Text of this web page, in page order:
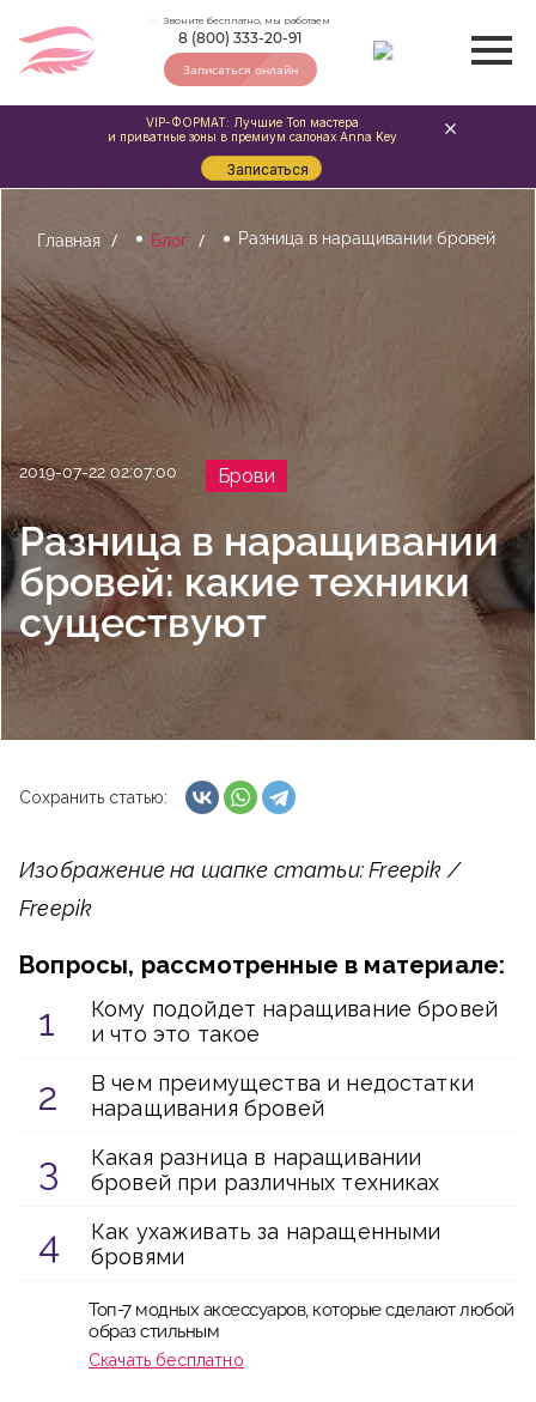
Звоните бесплатно, мы работаем
8 (800) 333-20-91
Записаться онлайн
Главная Блог Разница в наращивании бровей
2019-07-22 02:07:00 Брови
Разница в наращивании
бровей: какие техники
существуют
Сохранить статью:
Изображение на шапке статьи: Freepik /
Freepik
Вопросы, рассмотренные в материале:
Кому подойдет наращивание бровей
и что это такое
В чем преимущества и недостатки
наращивания бровей
Какая разница в наращивании
бровей при различных техниках
Как ухаживать за наращенными
бровями
Топ-7 модных аксессуаров, которые сделают любой
образ стильным
Скачать бесплатно
VIP-ФОРМАТ: Лучшие Топ мастера
и приватные зоны в премиум салонах Anna Key
Записаться